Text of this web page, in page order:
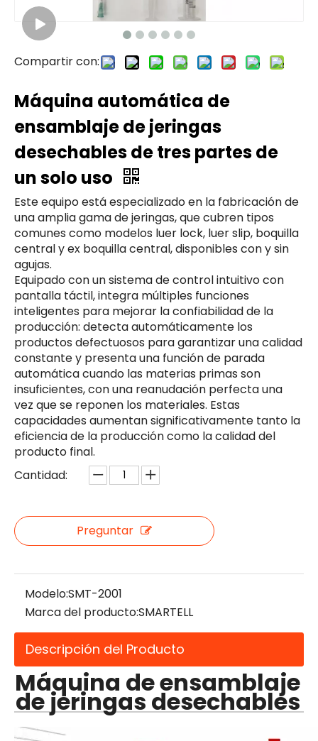
Compartir con:
Máquina automática de
ensamblaje de jeringas
desechables de tres partes de
un solo uso
Este equipo está especializado en la fabricación de
una amplia gama de jeringas, que cubren tipos
comunes como modelos luer lock, luer slip, boquilla
central y ex boquilla central, disponibles con y sin
agujas.
Equipado con un sistema de control intuitivo con
pantalla táctil, integra múltiples funciones
inteligentes para mejorar la confiabilidad de la
producción: detecta automáticamente los
productos defectuosos para garantizar una calidad
constante y presenta una función de parada
automática cuando las materias primas son
insuficientes, con una reanudación perfecta una
vez que se reponen los materiales. Estas
capacidades aumentan significativamente tanto la
eficiencia de la producción como la calidad del
producto final.
Cantidad:
Preguntar
Modelo:SMT-2001
Marca del producto:SMARTELL
Descripción del Producto
Máquina de ensamblaje
de jeringas desechables